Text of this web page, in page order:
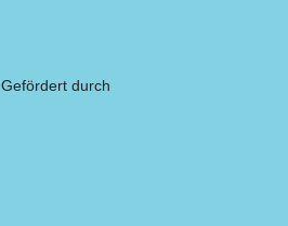
Gefördert durch